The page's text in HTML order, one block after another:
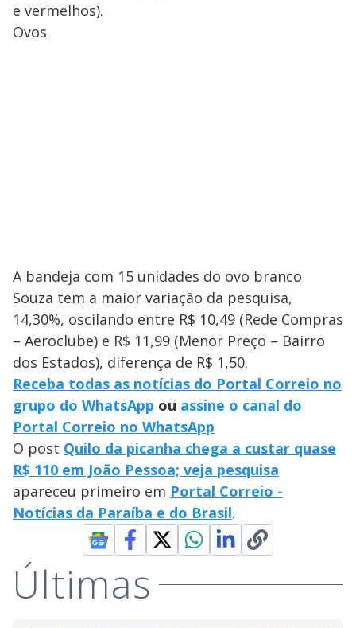
e vermelhos).
Ovos
A bandeja com 15 unidades do ovo branco
Souza tem a maior variação da pesquisa,
14,30%, oscilando entre R$ 10,49 (Rede Compras
– Aeroclube) e R$ 11,99 (Menor Preço – Bairro
dos Estados), diferença de R$ 1,50.
Receba todas as notícias do Portal Correio no
grupo do WhatsApp ou assine o canal do
Portal Correio no WhatsApp
O post Quilo da picanha chega a custar quase
R$ 110 em João Pessoa; veja pesquisa
apareceu primeiro em Portal Correio -
Notícias da Paraíba e do Brasil.
Últimas